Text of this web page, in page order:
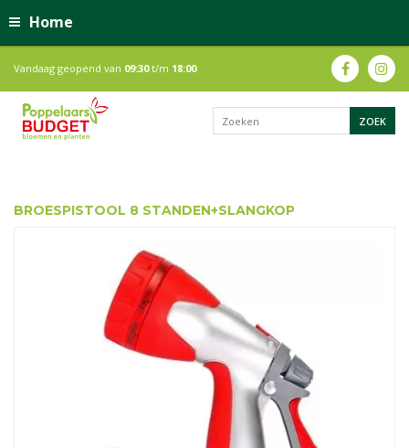
Home
Vandaag geopend van 09:30t/m 18:00
BROESPISTOOL 8 STANDEN+SLANGKOP